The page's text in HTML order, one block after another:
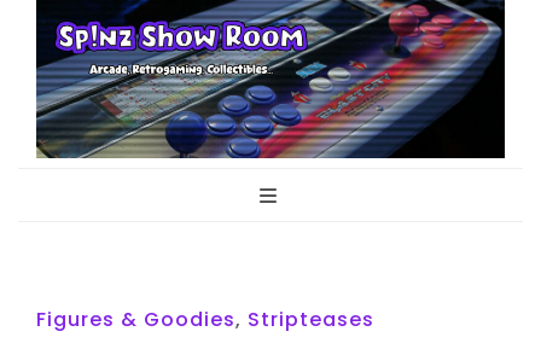
Sp!nz Show
Figures & Goodies, Stripteases